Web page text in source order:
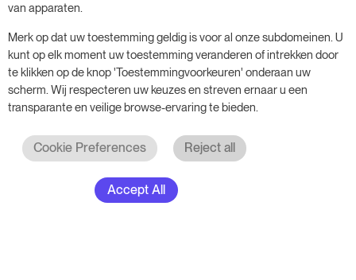
Vacatures
van apparaten.
Merk op dat uw toestemming geldig is voor al onze subdomeinen. U
kunt op elk moment uw toestemming veranderen of intrekken door
te klikken op de knop 'Toestemmingvoorkeuren' onderaan uw
scherm. Wij respecteren uw keuzes en streven ernaar u een
transparante en veilige browse-ervaring te bieden.
Cookie Preferences Reject all
Accept All